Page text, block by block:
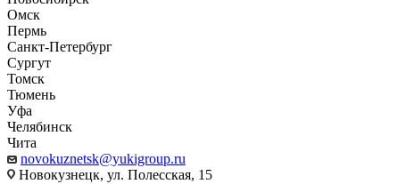
Омск
Пермь
Санкт-Петербург
Сургут
Томск
Тюмень
Уфа
Челябинск
Чита
novokuznetsk@yukigroup.ru
Новокузнецк, ул. Полесская, 15